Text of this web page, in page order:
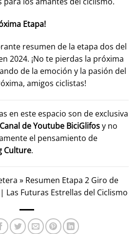
Etapa!
resumen de la etapa dos del
2024. ¡No te pierdas la próxima
de la emoción y la pasión del
amigos ciclistas!
en este espacio son de exclusiva
Canal de Youtube BiciGlifosy no
el pensamiento de
Culture.
» Resumen Etapa 2 Giro de
Las Futuras Estrellas del Ciclismo